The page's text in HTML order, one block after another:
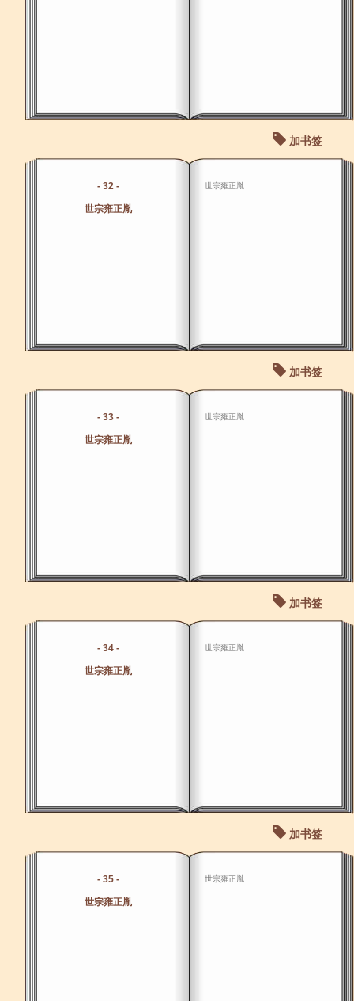
加书签
- 32 -
世宗雍正胤
世宗雍正胤
加书签
- 33 -
世宗雍正胤
世宗雍正胤
加书签
- 34 -
世宗雍正胤
世宗雍正胤
加书签
- 35 -
世宗雍正胤
世宗雍正胤